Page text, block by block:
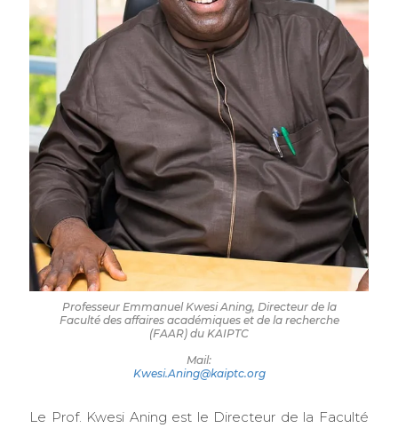
Professeur Emmanuel Kwesi Aning, Directeur de la
Faculté des affaires académiques et de la recherche
(FAAR) du KAIPTC
Mail:
Kwesi.Aning@kaiptc.org
Le Prof. Kwesi Aning est le Directeur de la Faculté